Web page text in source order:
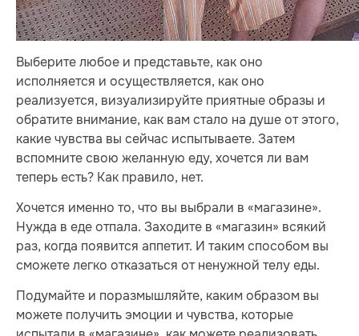
Выберите любое и представьте, как оно
исполняется и осуществляется, как оно
реализуется, визуализируйте приятные образы и
обратите внимание, как вам стало на душе от этого,
какие чувства вы сейчас испытываете. Затем
вспомните свою желанную еду, хочется ли вам
теперь есть? Как правило, нет.
Хочется именно то, что вы выбрали в «магазине».
Нужда в еде отпала. Заходите в «магазин» всякий
раз, когда появится аппетит. И таким способом вы
сможете легко отказаться от ненужной телу еды.
Подумайте и поразмышляйте, каким образом вы
можете получить эмоции и чувства, которые